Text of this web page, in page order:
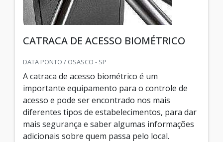
CATRACA DE ACESSO BIOMÉTRICO
DATA PONTO / OSASCO - SP
A catraca de acesso biométrico é um
importante equipamento para o controle de
acesso e pode ser encontrado nos mais
diferentes tipos de estabelecimentos, para dar
mais segurança e saber algumas informações
adicionais sobre quem passa pelo local.